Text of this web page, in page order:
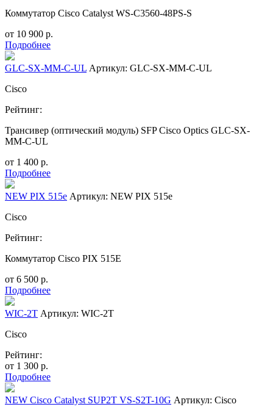
Коммутатор Cisco Catalyst WS-C3560-48PS-S
от 10 900 р.
Подробнее
GLC-SX-MM-C-UL Артикул: GLC-SX-MM-C-UL
Cisco
Рейтинг:
Трансивер (оптический модуль) SFP Cisco Optics GLC-SX-
MM-C-UL
от 1 400 р.
Подробнее
NEW PIX 515e Артикул: NEW PIX 515e
Cisco
Рейтинг:
Коммутатор Cisco PIX 515E
от 6 500 р.
Подробнее
WIC-2T Артикул: WIC-2T
Cisco
Рейтинг:
от 1 300 р.
Подробнее
NEW Cisco Catalyst SUP2T VS-S2T-10G Артикул: Cisco